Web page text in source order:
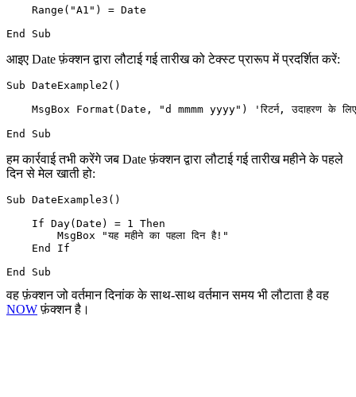
    Range("A1") = Date
आइए Date फ़ंक्शन द्वारा लौटाई गई तारीख को टेक्स्ट प्रारूप में प्रदर्शित करें:
Sub DateExample2()
MsgBox Format(Date, "d mmmm yyyy") 'रिटर्न, उदाहरण के
हम कार्रवाई तभी करेंगे जब Date फ़ंक्शन द्वारा लौटाई गई तारीख महीने के पहले
दिन से मेल खाती हो:
Sub DateExample3()
    If Day(Date) = 1 Then
        MsgBox "यह महीने का पहला दिन है!"
    End If
वह फ़ंक्शन जो वर्तमान दिनांक के साथ-साथ वर्तमान समय भी लौटाता है वह
NOWफ़ंक्शन है।